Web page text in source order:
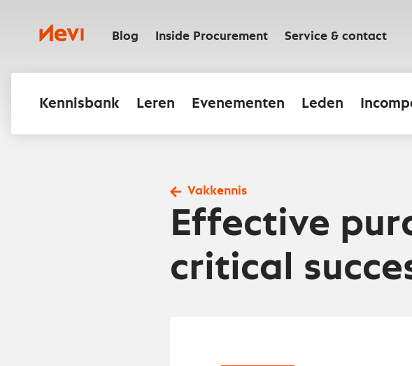
inhoudNevi Blog Inside Procurement Service & contact
Kennisbank Leren Evenementen Leden
Vakkennis
Effective
critical